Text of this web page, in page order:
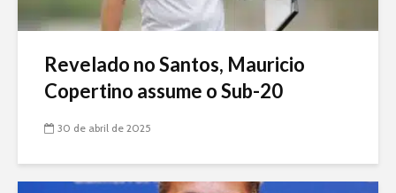
Revelado no Santos, Mauricio
Copertino assume o Sub-20
30 de abril de 2025